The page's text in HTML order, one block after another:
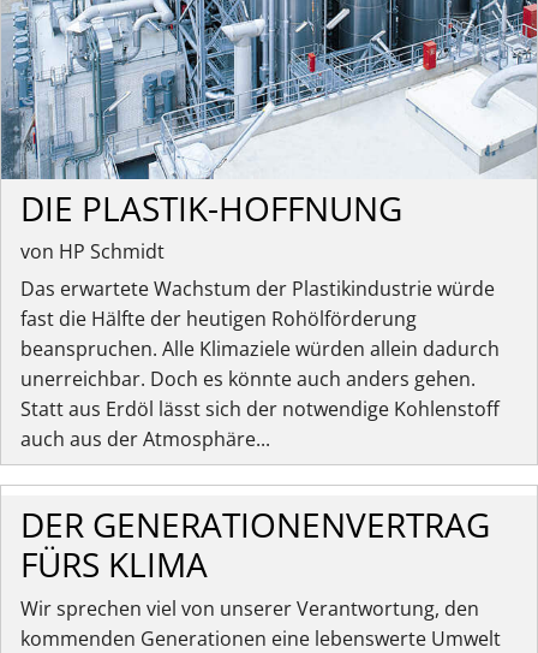
DIE PLASTIK-HOFFNUNG
von HP Schmidt
Das erwartete Wachstum der Plastikindustrie würde
fast die Hälfte der heutigen Rohölförderung
beanspruchen. Alle Klimaziele würden allein dadurch
unerreichbar. Doch es könnte auch anders gehen.
Statt aus Erdöl lässt sich der notwendige Kohlenstoff
auch aus der Atmosphäre...
DER GENERATIONENVERTRAG
FÜRS KLIMA
Wir sprechen viel von unserer Verantwortung, den
kommenden Generationen eine lebenswerte Umwelt